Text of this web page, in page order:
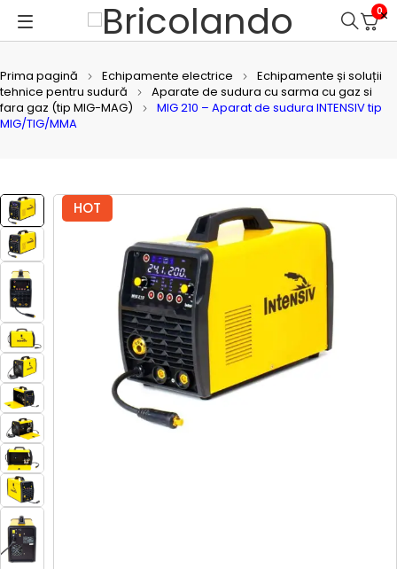
0
Prima pagină Echipamente electrice
Echipamente și soluții
tehnice pentru sudură
Aparate de sudura cu sarma cu gaz si
fara gaz (tip MIG-MAG)
MIG 210 – Aparat de sudura INTENSIV tip
MIG/TIG/MMA
HOT